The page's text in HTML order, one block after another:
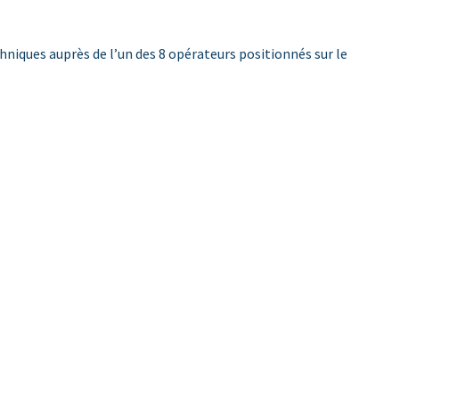
auprès de l’un des 8 opérateurs positionnés sur le